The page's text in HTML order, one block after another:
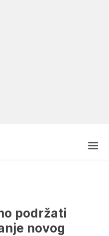
podržati
novog